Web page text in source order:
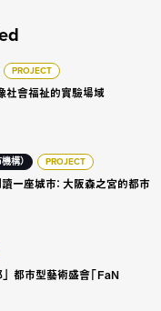
PROJECT
社會福祉的實驗場域
祉的實驗場域「
構） PROJECT
一座城市： 大阪森之宮的都市
城市： 大阪森之宮的都
都市型藝術盛會「FaN
型藝術盛會「FaN Week